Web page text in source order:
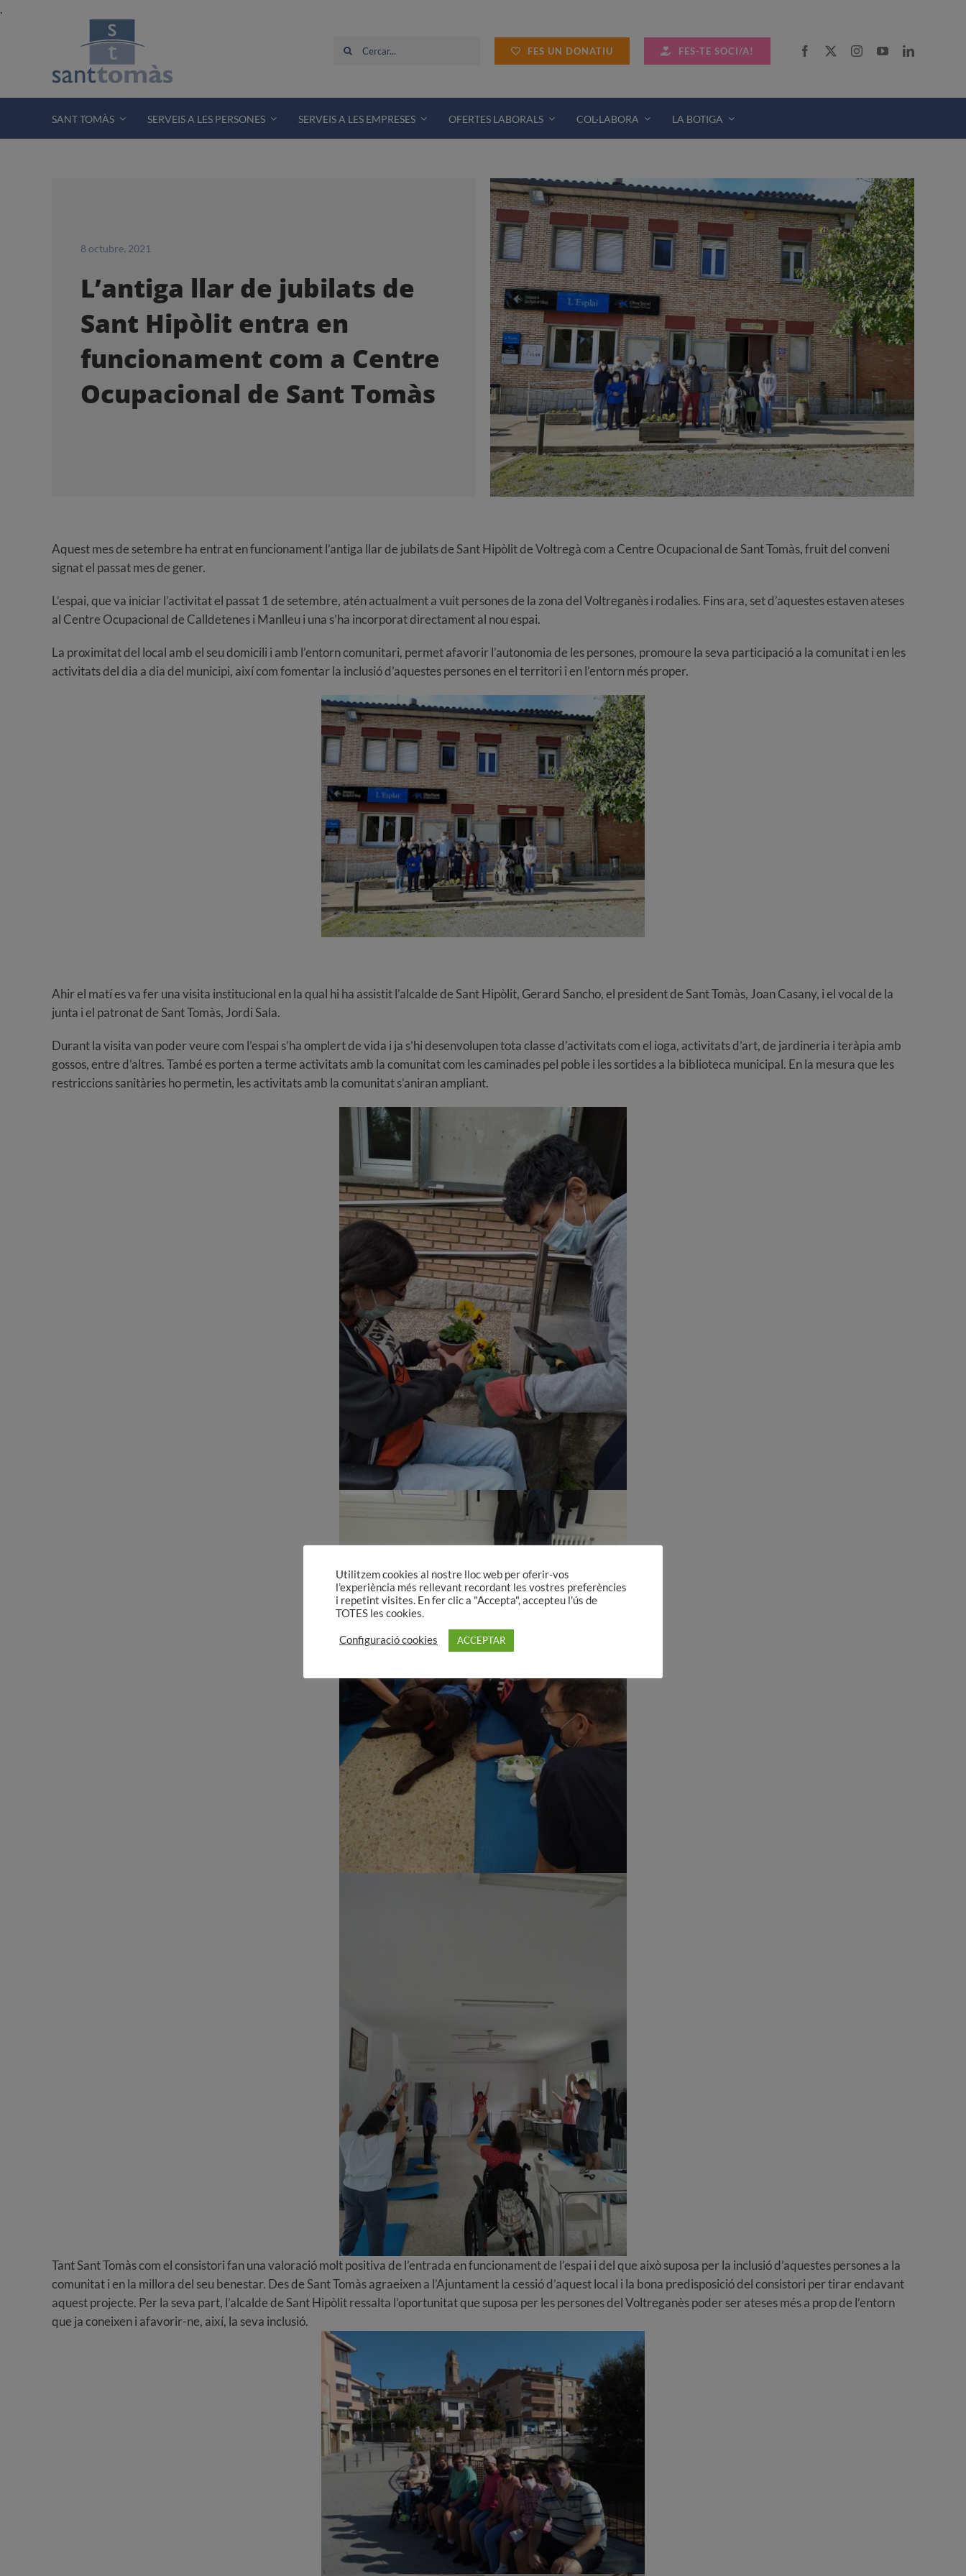
.
Cerca
FES UN DONATIU FES-TE SOCI/A!
SANT TOMÀS SERVEIS A LES PERSONES SERVEIS A LES EMPRESES OFERTES LABORALS COL·LABORA LA BOTIGA
8 octubre, 2021
L’antiga llar de jubilats de
Sant Hipòlit entra en
funcionament com a Centre
Ocupacional de Sant Tomàs
Aquest mes de setembre ha entrat en funcionament l’antiga llar de jubilats de Sant Hipòlit de Voltregà com a Centre Ocupacional de Sant Tomàs, fruit del conveni
signat el passat mes de gener.
L’espai, que va iniciar l’activitat el passat 1 de setembre, atén actualment a vuit persones de la zona del Voltreganès i rodalies. Fins ara, set d’aquestes estaven ateses
al Centre Ocupacional de Calldetenes i Manlleu i una s’ha incorporat directament al nou espai.
La proximitat del local amb el seu domicili i amb l’entorn comunitari, permet afavorir l’autonomia de les persones, promoure la seva participació a la comunitat i en les
activitats del dia a dia del municipi, així com fomentar la inclusió d’aquestes persones en el territori i en l’entorn més proper.
Ahir el matí es va fer una visita institucional en la qual hi ha assistit l’alcalde de Sant Hipòlit, Gerard Sancho, el president de Sant Tomàs, Joan Casany, i el vocal de la
junta i el patronat de Sant Tomàs, Jordi Sala.
Durant la visita van poder veure com l’espai s’ha omplert de vida i ja s’hi desenvolupen tota classe d’activitats com el ioga, activitats d’art, de jardineria i teràpia amb
gossos, entre d’altres. També es porten a terme activitats amb la comunitat com les caminades pel poble i les sortides a la biblioteca municipal. En la mesura que les
restriccions sanitàries ho permetin, les activitats amb la comunitat s’aniran ampliant.
Tant Sant Tomàs com el consistori fan una valoració molt positiva de l’entrada en funcionament de l’espai i del que això suposa per la inclusió d’aquestes persones a la
comunitat i en la millora del seu benestar. Des de Sant Tomàs agraeixen a l’Ajuntament la cessió d’aquest local i la bona predisposició del consistori per tirar endavant
aquest projecte. Per la seva part, l’alcalde de Sant Hipòlit ressalta l’oportunitat que suposa per les persones del Voltreganès poder ser ateses més a prop de l’entorn
que ja coneixen i afavorir-ne, així, la seva inclusió.
Utilitzem cookies al nostre lloc web per oferir-vos
l’experiència més rellevant recordant les vostres preferències
i repetint visites. En fer clic a "Accepta", accepteu l'ús de
TOTES les cookies.
Configuració cookies ACCEPTAR